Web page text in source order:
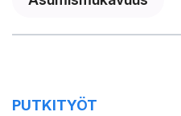
PUTKITYÖT